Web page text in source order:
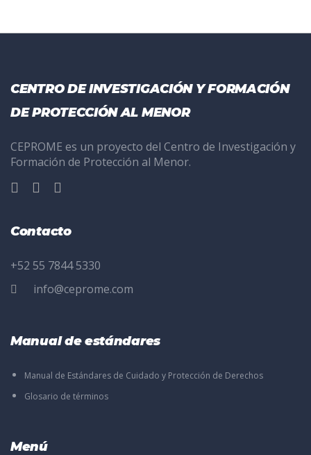
CENTRO DE INVESTIGACIÓN Y FORMACIÓN
DE PROTECCIÓN AL MENOR
CEPROME es un proyecto del Centro de Investigación y
Formación de Protección al Menor.
Contacto
+52 55 7844 5330
info@ceprome.com
Manual de estándares
Manual de Estándares de Cuidado y Protección de Derechos
Glosario de términos
Menú